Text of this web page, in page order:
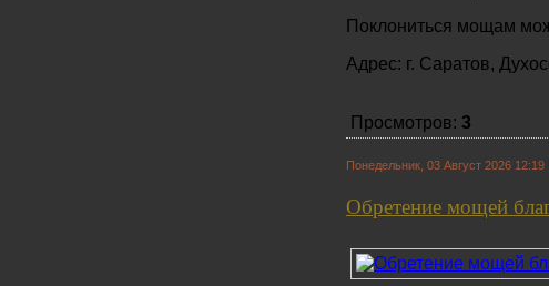
Поклониться мощам
Адрес: г. Саратов,
Просмотров: 3
Понедельник, 03 Август 2026 12:19
Обретение мощей